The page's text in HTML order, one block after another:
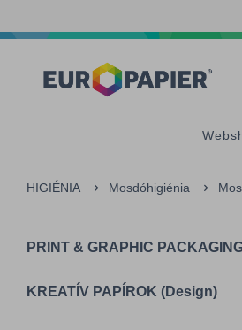
HIGIÉNIA Mosdóhigiénia
PRINT & GRAPHIC
KREATÍV PAPÍROK (Design)